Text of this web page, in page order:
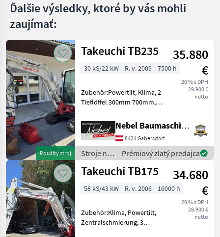
Ďalšie výsledky, ktoré by vás mohli
zaujímať:
Použitý stroj
Takeuchi TB235
35.880
€
20 % s DPH
29.900 €
netto
30 kS/22 kW R. v. 2009 7500 h
Zubehör:Powertilt, Klima, 2
Tieflöffel 300mm 700mm,
1200mm.Hydraulikpumpe
wurde bei
7000Std.Erneuert. Stroje na
stavbu mini bager
Nebel Baumaschinen
8424 Gabersdorf
Stroje na
stavbu /
Takeuchi
Prémiový zlatý predajca
Takeuchi TB175
34.680
€
20 % s DPH
28.900 €
netto
58 kS/43 kW R. v. 2006 16000 h
Zubehör:Klima, Powertilt,
Zentralschmierung, 3